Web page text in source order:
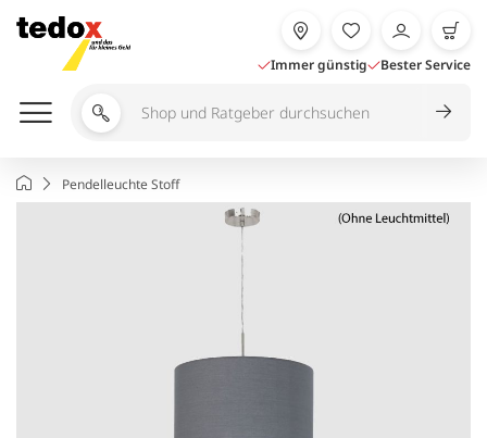
Inhalt
springen
Immer günstig Bester Service
Shop
durchsuchen
StartseitePendelleuchte Stoff